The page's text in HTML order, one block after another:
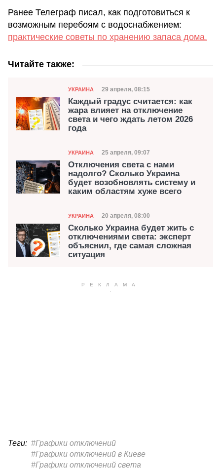
Ранее Телеграф писал, как подготовиться к
возможным перебоям с водоснабжением:
практические советы по хранению запаса дома.
Читайте также:
Категория
УКРАИНА Дата публикации
29 апреля, 08:15
Каждый градус считается: как
жара влияет на отключение
света и чего ждать летом 2026
года
Категория
УКРАИНА Дата публикации
25 апреля, 09:07
Отключения света с нами
надолго? Сколько Украина
будет возобновлять систему и
каким областям хуже всего
Категория
УКРАИНА Дата публикации
20 апреля, 08:00
Сколько Украина будет жить с
отключениями света: эксперт
объяснил, где самая сложная
ситуация
Теги: #Графики отключений
#Графики отключений в Киеве
#Графики отключений света